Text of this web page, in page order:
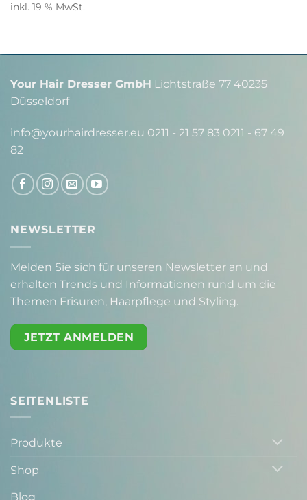
inkl. 19 % MwSt.
Your Hair Dresser GmbH Lichtstraße 77 40235
Düsseldorf
info@yourhairdresser.eu 0211 - 21 57 83 0211 - 67 49
82
NEWSLETTER
Melden Sie sich für unseren Newsletter an und
erhalten Trends und Informationen rund um die
Themen Frisuren, Haarpflege und Styling.
JETZT ANMELDEN
SEITENLISTE
Produkte
Shop
Blog